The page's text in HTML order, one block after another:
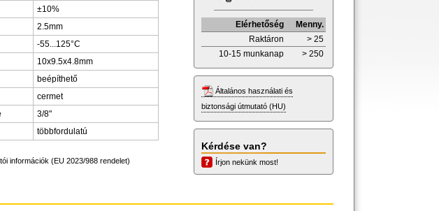
±10%
2.5mm
-55...125°C
10x9.5x4.8mm
beépíthető
cermet
3/8"
többfordulatú
információk (EU 2023/988 rendelet)
Elérhetőség
Menny.
Raktáron
> 25
10-15 munkanap
> 250
Általános használati és
biztonsági útmutató (HU)
Kérdése van?
Írjon nekünk most!